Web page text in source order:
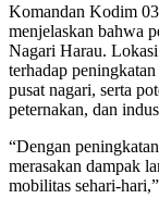
Komandan Kodim
menjelaskan bahwa
Nagari Harau.
terhadap
pusat nagari, serta
peternakan, dan
“Dengan
merasakan dampak
mobilitas sehari-